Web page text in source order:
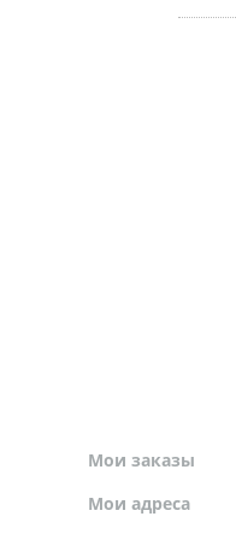
Мои заказы
Мои адреса